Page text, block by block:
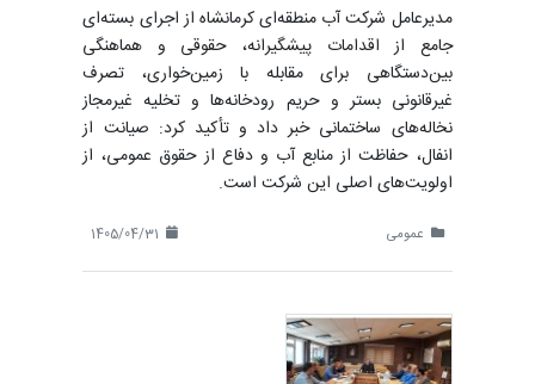
مدیرعامل شرکت آب منطقه‌ای کرمانشاه از اجرای بسته‌ای
جامع از اقدامات پیشگیرانه، حقوقی و هماهنگی
بین‌دستگاهی برای مقابله با زمین‌خواری، تصرف
غیرقانونی بستر و حریم رودخانه‌ها و تخلیه غیرمجاز
نخاله‌های ساختمانی خبر داد و تأکید کرد: صیانت از
انفال، حفاظت از منابع آب و دفاع از حقوق عمومی، از
اولویت‌های اصلی این شرکت است.
عمومی